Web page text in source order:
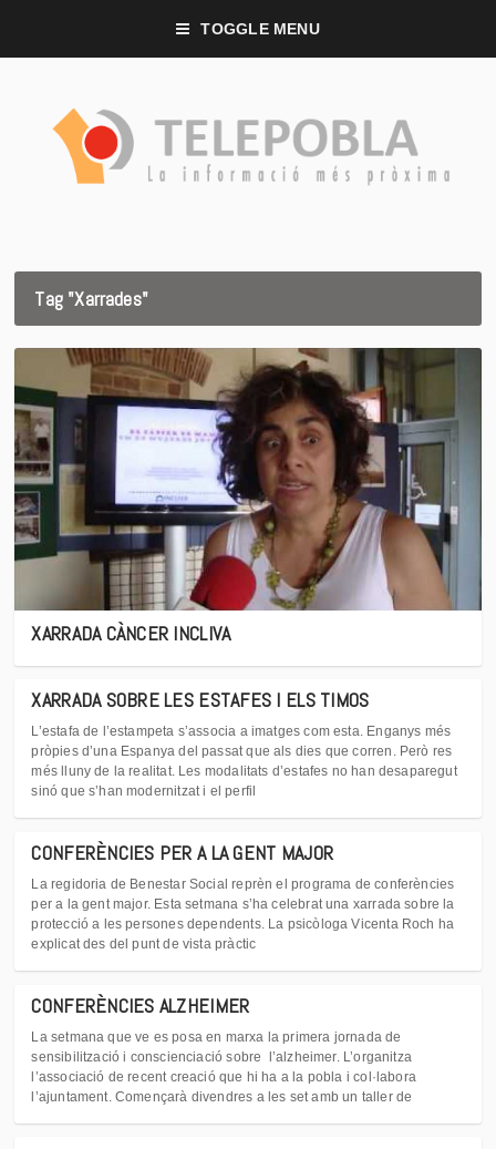
TOGGLE MENU
Tag "Xarrades"
XARRADA CÀNCER INCLIVA
XARRADA SOBRE LES ESTAFES I ELS TIMOS
L’estafa de l’estampeta s’associa a imatges com esta. Enganys més
pròpies d’una Espanya del passat que als dies que corren. Però res
més lluny de la realitat. Les modalitats d’estafes no han desaparegut
sinó que s’han modernitzat i el perfil
CONFERÈNCIES PER A LA GENT MAJOR
La regidoria de Benestar Social reprèn el programa de conferències
per a la gent major. Esta setmana s’ha celebrat una xarrada sobre la
protecció a les persones dependents. La psicòloga Vicenta Roch ha
explicat des del punt de vista pràctic
CONFERÈNCIES ALZHEIMER
La setmana que ve es posa en marxa la primera jornada de
sensibilització i conscienciació sobre l’alzheimer. L’organitza
l’associació de recent creació que hi ha a la pobla i col·labora
l’ajuntament. Començarà divendres a les set amb un taller de